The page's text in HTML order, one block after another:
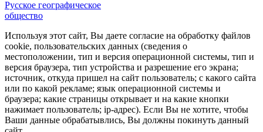
Русское географическое
общество
Используя этот сайт, Вы даете согласие на обработку файлов
cookie, пользовательских данных (сведения о
местоположении, тип и версия операционной системы, тип и
версия браузера, тип устройства и разрешение его экрана;
источник, откуда пришел на сайт пользователь; с какого сайта
или по какой рекламе; язык операционной системы и
браузера; какие страницы открывает и на какие кнопки
нажимает пользователь; ip-адрес). Если Вы не хотите, чтобы
Ваши данные обрабатывлись, Вы должны покинуть данный